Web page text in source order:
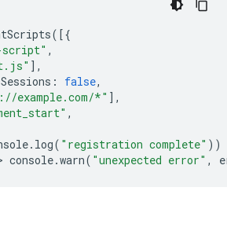
([{
script" ,
],
: false,
example.com/*" ],
,
. log( "registration complete" ))
console.warn( "unexpected error" ,